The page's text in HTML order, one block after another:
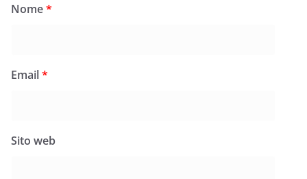
Nome*
Email*
Sito web